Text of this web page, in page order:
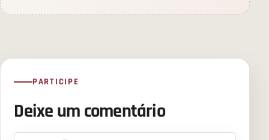
PARTICIPE
Deixe um comentário